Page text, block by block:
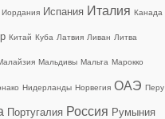
Иордания Испания Италия Канада
Китай Куба Латвия Ливан Литва
Мальдивы Мальта Марокко
Нидерланды Норвегия ОАЭ Перу
Португалия Россия Румыния